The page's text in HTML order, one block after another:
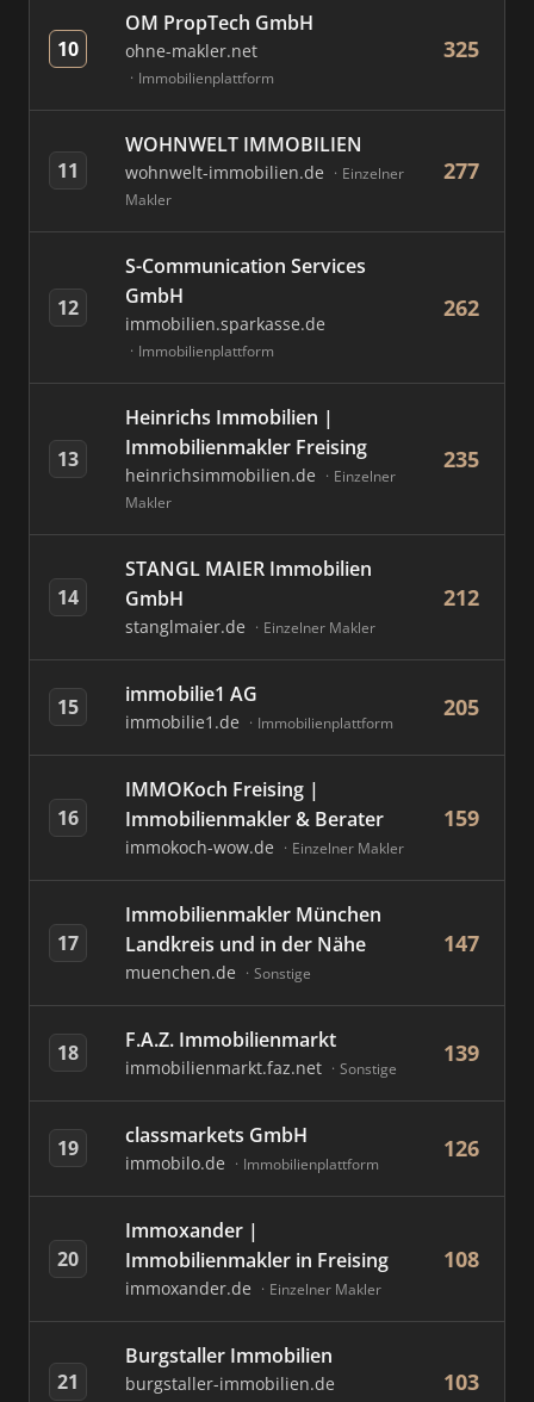
10
OM PropTech GmbH
ohne-makler.net
Immobilienplattform
325
11
WOHNWELT IMMOBILIEN
wohnwelt-immobilien.de
Einzelner
Makler
277
12
S-Communication Services
GmbH
immobilien.sparkasse.de
Immobilienplattform
262
13
Heinrichs Immobilien |
Immobilienmakler Freising
heinrichsimmobilien.de
Einzelner
Makler
235
14
STANGL MAIER Immobilien
GmbH
stanglmaier.de Einzelner Makler
212
15 immobilie1 AG
immobilie1.de Immobilienplattform
205
16
IMMOKoch Freising |
Immobilienmakler & Berater
immokoch-wow.de Einzelner Makler
159
17
Immobilienmakler München
Landkreis und in der Nähe
muenchen.de Sonstige
147
18 F.A.Z. Immobilienmarkt
immobilienmarkt.faz.net Sonstige
139
19 classmarkets GmbH
immobilo.de Immobilienplattform
126
20
Immoxander |
Immobilienmakler in Freising
immoxander.de Einzelner Makler
108
21
Burgstaller Immobilien
burgstaller-immobilien.de 103